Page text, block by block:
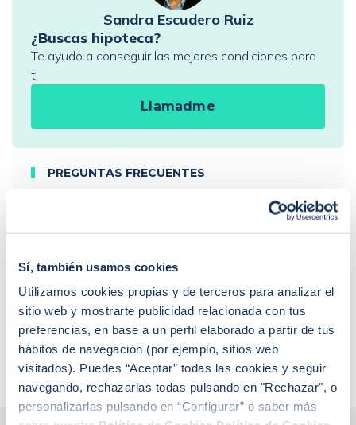
Sí, también usamos cookies
Utilizamos cookies propias y de terceros para analizar el
sitio web y mostrarte publicidad relacionada con tus
preferencias, en base a un perfil elaborado a partir de tus
hábitos de navegación (por ejemplo, sitios web
visitados). Puedes “Aceptar” todas las cookies y seguir
navegando, rechazarlas todas pulsando en "Rechazar", o
personalizarlas pulsando en “Configurar” o saber más
PREGUNTAS FRECUENTES
¿Se puede tener dos hipotecas?
hipoteca?
¿Qué euríbor se aplica para revisar la hipoteca?
¿De qué depende la tasación de una vivienda?
¿Qué es la extinción de condominio con
compensación económica?
Sandra Escudero Ruiz
¿Buscas hipoteca?
Te ayudo a conseguir las mejores condiciones para
ti
Llamadme